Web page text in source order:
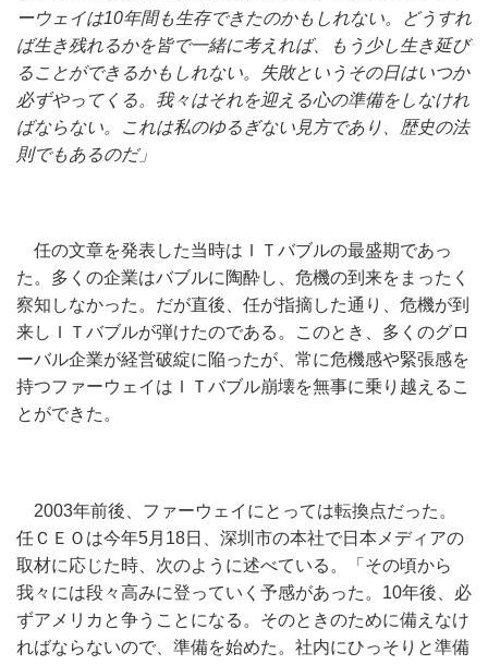
ーウェイは10年間も生存できたのかもしれない。どうすれ
ば生き残れるかを皆で一緒に考えれば、もう少し生き延び
ることができるかもしれない。失敗というその日はいつか
必ずやってくる。我々はそれを迎える心の準備をしなけれ
ばならない。これは私のゆるぎない見方であり、歴史の法
則でもあるのだ」
任の文章を発表した当時はＩＴバブルの最盛期であっ
た。多くの企業はバブルに陶酔し、危機の到来をまったく
察知しなかった。だが直後、任が指摘した通り、危機が到
来しＩＴバブルが弾けたのである。このとき、多くのグロ
ーバル企業が経営破綻に陥ったが、常に危機感や緊張感を
持つファーウェイはＩＴバブル崩壊を無事に乗り越えるこ
とができた。
2003年前後、ファーウェイにとっては転換点だった。
任ＣＥＯは今年5月18日、深圳市の本社で日本メディアの
取材に応じた時、次のように述べている。「その頃から
我々には段々高みに登っていく予感があった。10年後、必
ずアメリカと争うことになる。そのときのために備えなけ
ればならないので、準備を始めた。社内にひっそりと準備